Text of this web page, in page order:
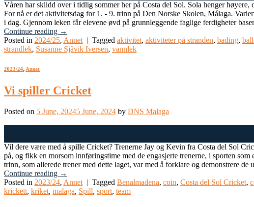
Våren har sklidd over i tidlig sommer her på Costa del Sol. Sola henger
For nå er det aktivitetsdag for 1. - 9. trinn på Den Norske Skolen, Málaga.
i dag. Gjennom leken får elevene øvd på grunnleggende faglige ferdigheter
Continue reading →
Posted in 2024/25, Annet | Tagged aktivitet, aktiviteter på stranden, bading,
strandlek, Susanne Sjåvik Iversen, vannlek
2023/24, Annet
Vi spiller Cricket
Posted on 5 June, 20245 June, 2024 by DNS Malaga
Vil dere være med å spille Cricket? Trenerne Jay og Kevin fra Costa del Sol
på, og fikk en morsom innføringstime med de engasjerte trenerne, i sporten
trinn, som allerede trener med dette laget, var med å forklare og demonstrere de
Continue reading →
Posted in 2023/24, Annet | Tagged Benalmadena, coin, Costa del Sol Cricket,
krickett, kriket, malaga, Spill, sport, team